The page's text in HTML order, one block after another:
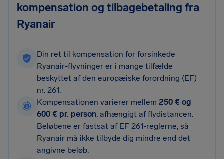
kompensation og tilbagebetaling fra
Ryanair
Din ret til kompensation for forsinkede
Ryanair-flyvninger er i mange tilfælde
beskyttet af den europæiske forordning (EF)
nr. 261.
Kompensationen varierer mellem 250 € og
600 € pr. person, afhængigt af flydistancen.
Beløbene er fastsat af EF 261-reglerne, så
Ryanair må ikke tilbyde dig mindre end det
angivne beløb.